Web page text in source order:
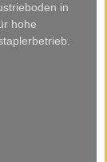
in
hohe